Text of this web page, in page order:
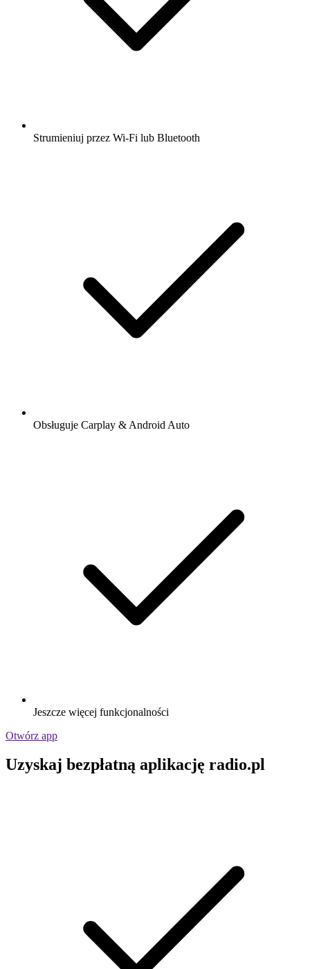
Strumieniuj przez Wi-Fi lub Bluetooth
Obsługuje Carplay & Android Auto
Jeszcze więcej funkcjonalności
Otwórz app
Uzyskaj bezpłatną aplikację radio.pl